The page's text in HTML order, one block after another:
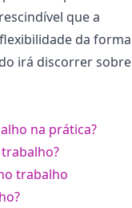
que a
da forma
irá discorrer sobre
na prática?
trabalho